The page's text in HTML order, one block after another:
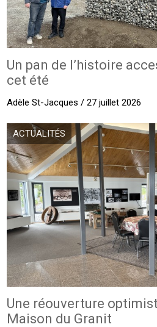
Un pan de l’histoire
cet été
Adèle St-Jacques / 27 juillet 2026
ACTUALITÉS
Une réouverture
Maison du Granit